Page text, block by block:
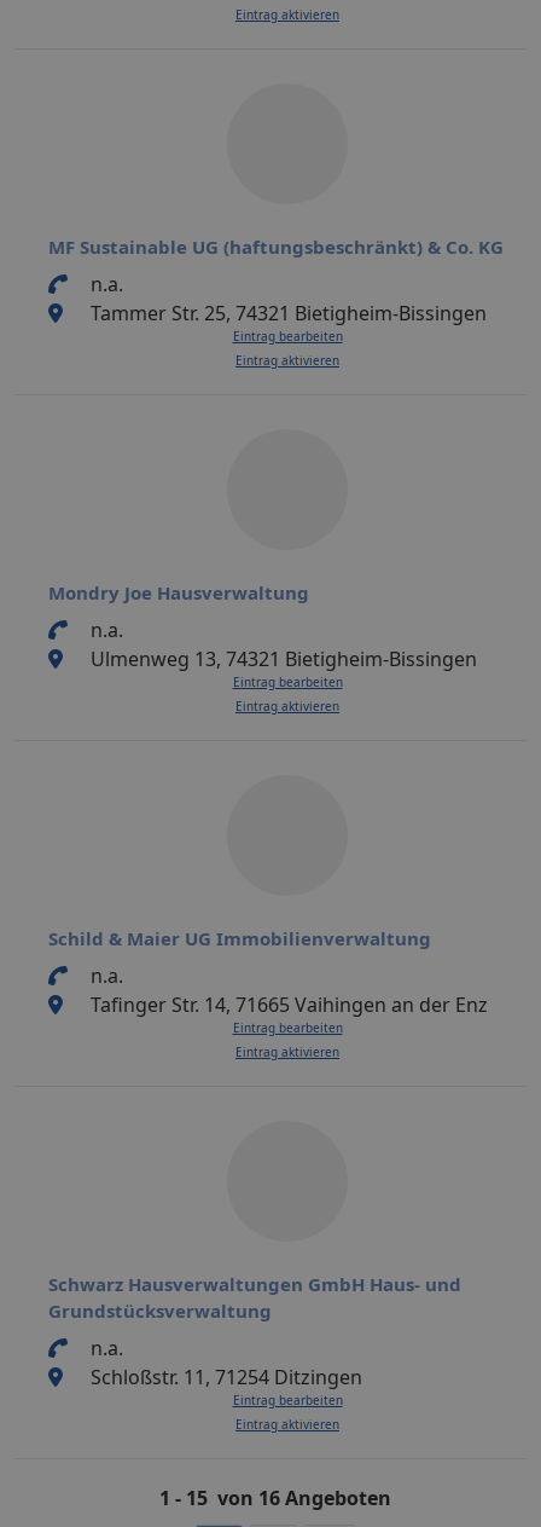
Eintrag aktivieren
MF Sustainable UG (haftungsbeschränkt) & Co. KG
n.a.
Tammer Str. 25, 74321 Bietigheim-Bissingen
Eintrag bearbeiten
Eintrag aktivieren
Mondry Joe Hausverwaltung
n.a.
Ulmenweg 13, 74321 Bietigheim-Bissingen
Eintrag bearbeiten
Eintrag aktivieren
Schild & Maier UG Immobilienverwaltung
n.a.
Tafinger Str. 14, 71665 Vaihingen an der Enz
Eintrag bearbeiten
Eintrag aktivieren
Schwarz Hausverwaltungen GmbH Haus- und
Grundstücksverwaltung
n.a.
Schloßstr. 11, 71254 Ditzingen
Eintrag bearbeiten
Eintrag aktivieren
1 - 15 von 16 Angeboten